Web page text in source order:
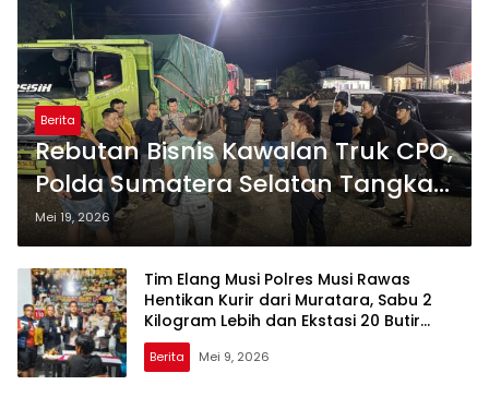
Berita
Rebutan Bisnis Kawalan Truk CPO,
Polda Sumatera Selatan Tangkap
Tiga Pelaku Penembakan di Musi
Rawas
Mei 19, 2026
Tim Elang Musi Polres Musi Rawas
Hentikan Kurir dari Muratara, Sabu 2
Kilogram Lebih dan Ekstasi 20 Butir
Berlapis Kemasan Ganda Disita
Berita Mei 9, 2026